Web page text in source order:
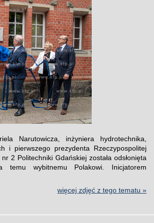
Narutowicza, inżyniera hydrotechnika,
i pierwszego prezydenta Rzeczypospolitej
2 Politechniki Gdańskiej została odsłonięta
temu wybitnemu Polakowi. Inicjatorem
więcej zdjęć z tego tematu »